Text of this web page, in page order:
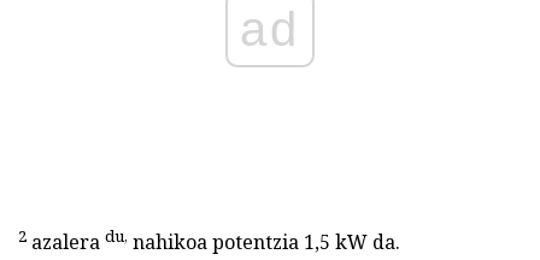
ad
2 azalera du, nahikoa potentzia 1,5 kW da.